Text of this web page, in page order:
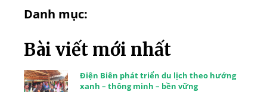
Danh mục:
Bài viết mới nhất
Điện Biên phát triển du lịch theo hướng
xanh – thông minh – bền vững